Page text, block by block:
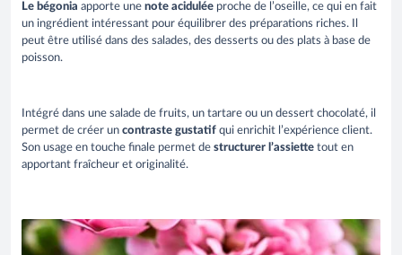
Le bégonia apporte une note acidulée proche de l’oseille, ce qui en fait
un ingrédient intéressant pour équilibrer des préparations riches. Il
peut être utilisé dans des salades, des desserts ou des plats à base de
poisson.
Intégré dans une salade de fruits, un tartare ou un dessert chocolaté, il
permet de créer un contraste gustatif qui enrichit l’expérience client.
Son usage en touche finale permet de structurer l’assiette tout en
apportant fraîcheur et originalité.